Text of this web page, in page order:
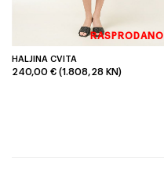
HALJINA CVITA
RASPRODANO
240,00 € (1.808,28 KN)